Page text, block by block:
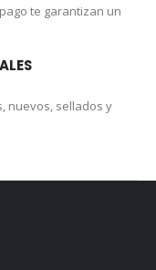
te garantizan un
nuevos, sellados y